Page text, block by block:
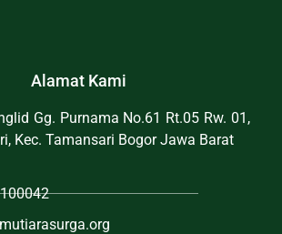
Alamat Kami
Gg. Purnama No.61 Rt.05 Rw. 01,
Kec. Tamansari Bogor Jawa Barat